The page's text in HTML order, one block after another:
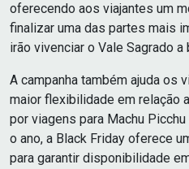
oferecendo aos viajantes um
finalizar uma das partes mais
irão vivenciar o Vale Sagrado a
A campanha também ajuda os
maior flexibilidade em relação
por viagens para Machu
o ano, a Black Friday oferece
para garantir disponibilidade